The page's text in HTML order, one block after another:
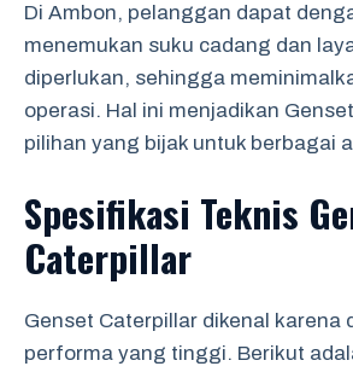
Di Ambon, pelanggan dapat
menemukan suku cadang dan
diperlukan, sehingga
operasi. Hal ini menjadikan
pilihan yang bijak untuk berbagai
Spesifikasi Teknis
Caterpillar
Genset Caterpillar dikenal karena
performa yang tinggi. Berikut